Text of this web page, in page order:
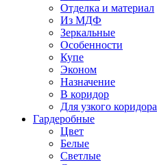
Отделка и материал
Из МДФ
Зеркальные
Особенности
Купе
Эконом
Назначение
В коридор
Для узкого коридора
Гардеробные
Цвет
Белые
Светлые